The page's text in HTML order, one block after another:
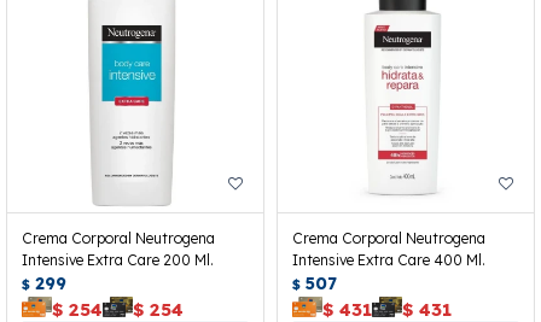
Crema Corporal Neutrogena
Intensive Extra Care 200 Ml.
$ 299
$ 254 $ 254
Crema Corporal Neutrogena
Intensive Extra Care 400 Ml.
$ 507
$ 431 $ 431